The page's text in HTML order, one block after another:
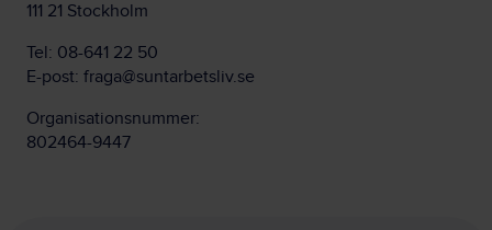
111 21 Stockholm
Tel: 08-641 22 50
E-post: fraga@suntarbetsliv.se
Organisationsnummer:
802464-9447